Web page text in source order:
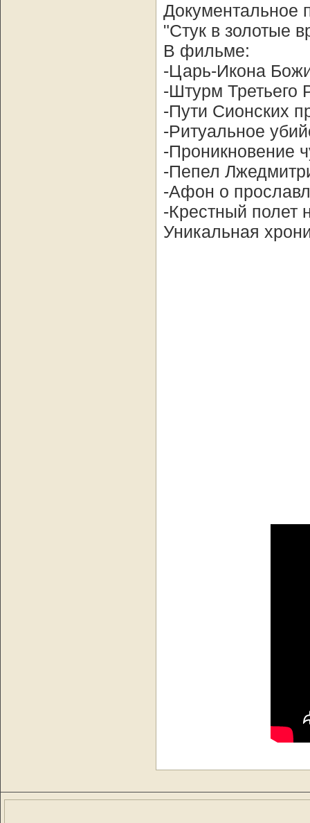
Документальное
"Стук в золотые
В фильме:
-Царь-Икона
-Штурм Третьего
-Пути Сионских
-Ритуальное
-Проникновение
-Пепел
-Афон о
-Крестный полет
Уникальная